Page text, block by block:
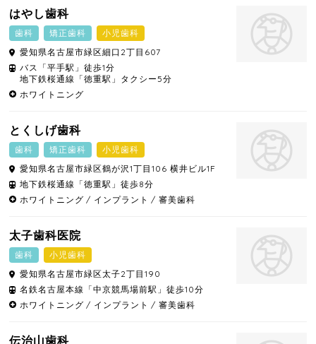
はやし歯科
歯科 矯正歯科
小児歯科
愛知県名古屋市緑区細口2丁目607
バス「平手駅」徒歩1分
地下鉄桜通線「徳重駅」タクシー5分
ホワイトニング
とくしげ歯科
歯科 矯正歯科
小児歯科
愛知県名古屋市緑区鶴が沢1丁目106 横井ビル1F
地下鉄桜通線「徳重駅」徒歩8分
ホワイトニング
インプラント 審美歯科
太子歯科医院
歯科
小児歯科
愛知県名古屋市緑区太子2丁目190
名鉄名古屋本線「中京競馬場前駅」徒歩10分
ホワイトニング
インプラント 審美歯科
伝治山歯科